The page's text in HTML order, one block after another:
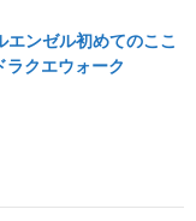
エンゼル初めてのここ
ラクエウォーク